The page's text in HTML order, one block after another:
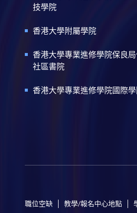
技學院
香港大學附屬學院
香港大學專業進修學院保良
社區書院
香港大學專業進修學院國際
職位空缺 教學/報名中心地點